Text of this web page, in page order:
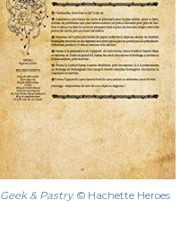
Geek & Pastry. © Hachette Heroes